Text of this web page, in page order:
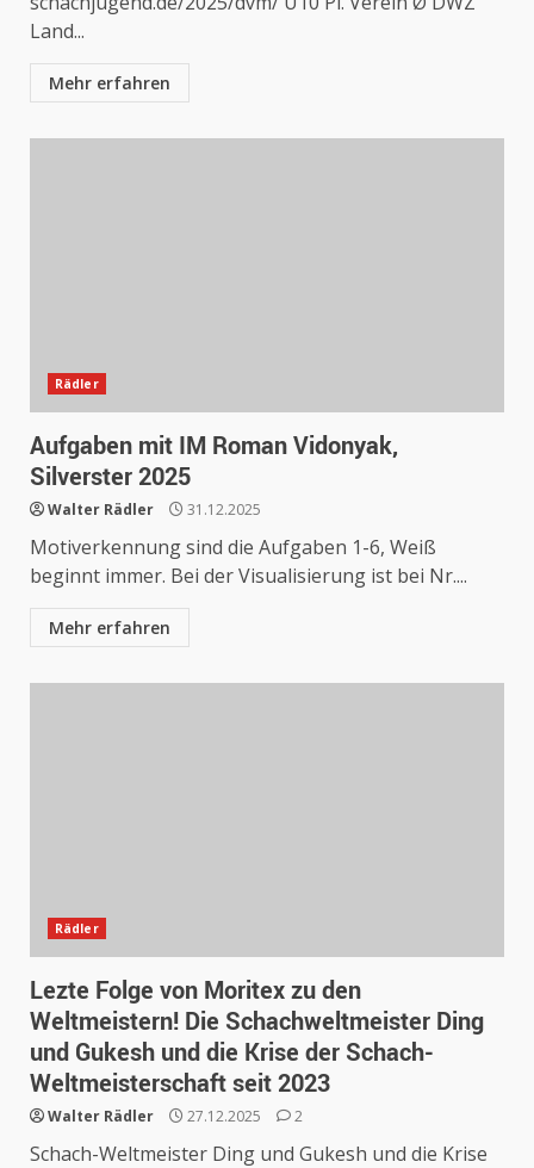
Land...
Mehr erfahren
Rädler
Aufgaben mit IM Roman Vidonyak,
Silverster 2025
Walter Rädler 31.12.2025
Motiverkennung sind die Aufgaben 1-6, Weiß
beginnt immer. Bei der Visualisierung ist bei Nr....
Mehr erfahren
Rädler
Lezte Folge von Moritex zu den
Weltmeistern! Die Schachweltmeister Ding
und Gukesh und die Krise der Schach-
Weltmeisterschaft seit 2023
Walter Rädler 27.12.2025 2
Schach-Weltmeister Ding und Gukesh und die Krise